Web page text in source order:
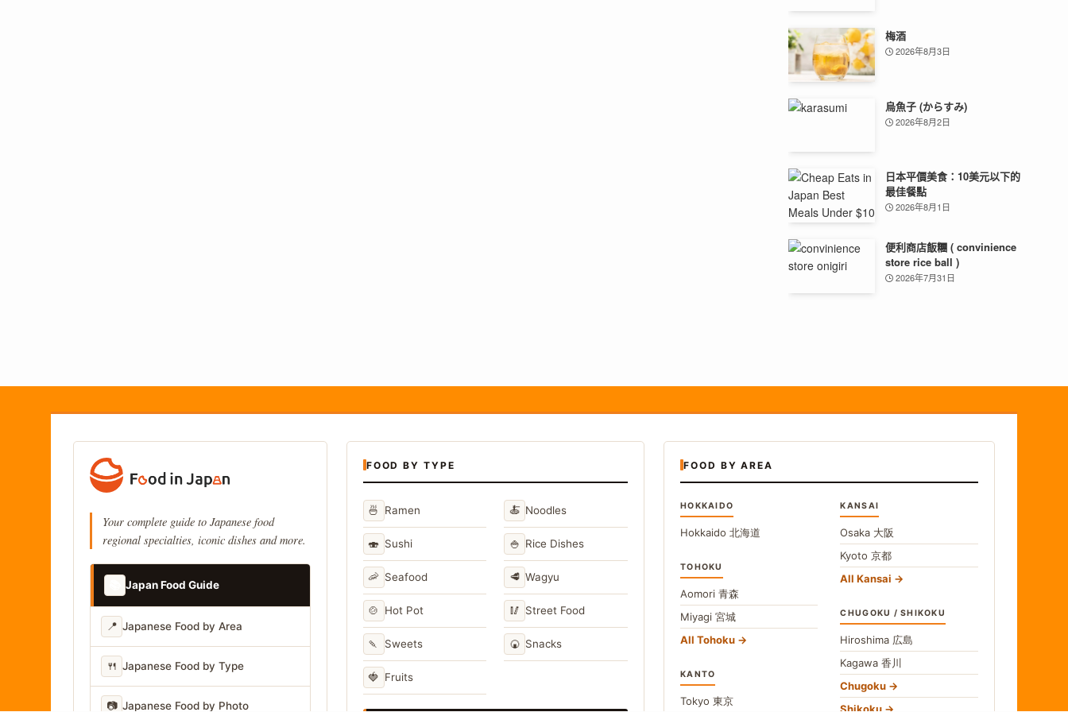
梅酒
2026年8月3日
烏魚子 (からすみ)
2026年8月2日
日本平價美食：10美元以下的
最佳餐點
2026年8月1日
便利商店飯糰 ( convinience
store rice ball )
2026年7月31日
Your complete guide to Japanese food
regional specialties, iconic dishes and more.
Japan Food Guide
📍 Japanese Food by Area
🍴 Japanese Food by Type
📷 Japanese Food by Photo
FOOD BY TYPE
🍜 Ramen 🍝 Noodles
🍣 Sushi 🍚 Rice Dishes
🦐 Seafood 🥩 Wagyu
🍲 Hot Pot 🥢 Street Food
🍡 Sweets 🍘 Snacks
🍓 Fruits
FOOD BY AREA
HOKKAIDO
Hokkaido 北海道
TOHOKU
Aomori 青森
Miyagi 宮城
All Tohoku
KANTO
Tokyo 東京
KANSAI
Osaka 大阪
Kyoto京都
All Kansai
CHUGOKU / SHIKOKU
Hiroshima 広島
Kagawa香川
Chugoku
Shikoku